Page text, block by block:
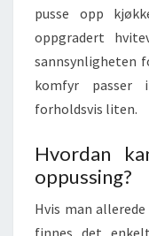
pusse opp
oppgradert
sannsynligheten
komfyr passer
forholdsvis liten.
Hvordan
oppussing?
Hvis man